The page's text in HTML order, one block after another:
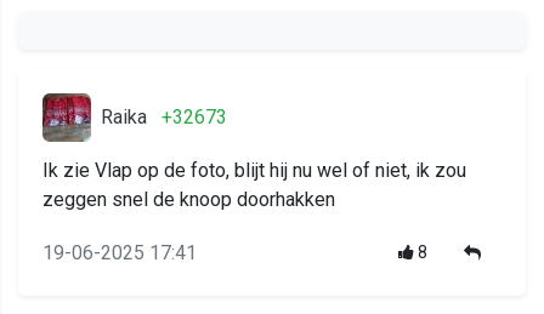
Raika +32673
Ik zie Vlap op de foto, blijt hij nu wel of niet, ik zou
zeggen snel de knoop doorhakken
19-06-2025 17:41 8